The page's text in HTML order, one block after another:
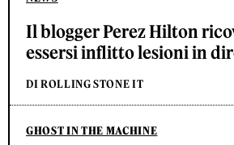
Il blogger Perez Hilton
essersi inflitto lesioni in
DI ROLLING STONE IT
GHOST IN THE MACHINE